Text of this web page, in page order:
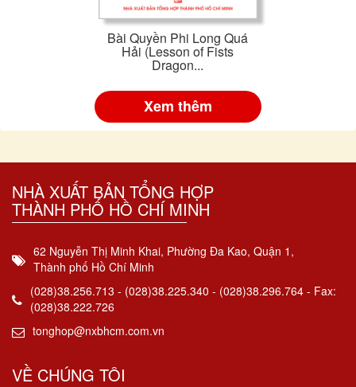
Bài Quyền Phi Long Quá
Hải (Lesson of Fists
Dragon...
Xem thêm
NHÀ XUẤT BẢN TỔNG HỢP
THÀNH PHỐ HỒ CHÍ MINH
62 Nguyễn Thị Minh Khai, Phường Đa Kao, Quận 1,
Thành phố Hồ Chí Minh
(028)38.256.713 - (028)38.225.340 - (028)38.296.764 - Fax:
(028)38.222.726
tonghop@nxbhcm.com.vn
VỀ CHÚNG TÔI